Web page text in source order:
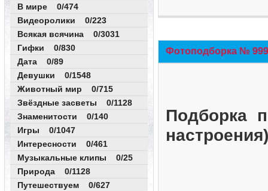
В мире 0/474
Видеоролики 0/223
Всякая всячина 0/3031
Гифки 0/830
Дата 0/89
Девушки 0/1548
Животный мир 0/715
Звёздные засветы 0/1128
Знаменитости 0/140
Игры 0/1047
Интересности 0/461
Музыкальные клипы 0/25
Природа 0/1128
Путешествуем 0/627
Фотоподборка №
Подборка